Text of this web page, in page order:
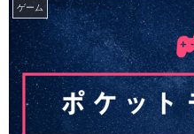
ゲーム